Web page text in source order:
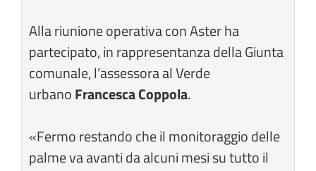
Alla riunione operativa con Aster ha
partecipato, in rappresentanza della Giunta
comunale, l’assessora al Verde
urbanoFrancesca Coppola.
«Fermo restando che il monitoraggio delle
palme va avanti da alcuni mesi su tutto il